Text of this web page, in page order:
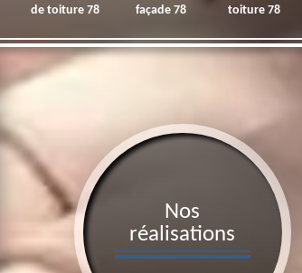
de toiture 78
façade 78
toiture 78
Nos
réalisations